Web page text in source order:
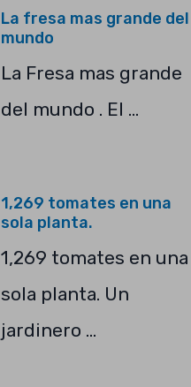
La fresa mas grande del
mundo
La Fresa mas grande
del mundo . El …
1,269 tomates en una
sola planta.
1,269 tomates en una
sola planta. Un
jardinero …